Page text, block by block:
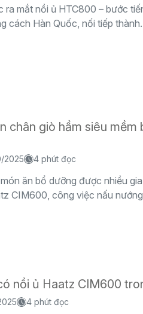
ra mắt nồi ủ HTC800 – bước
cách Hàn Quốc, nối tiếp
chân giò hầm siêu mềm
2025 4 phút đọc
ăn bổ dưỡng được nhiều
CIM600, công việc nấu
nồi ủ Haatz CIM600
4 phút đọc